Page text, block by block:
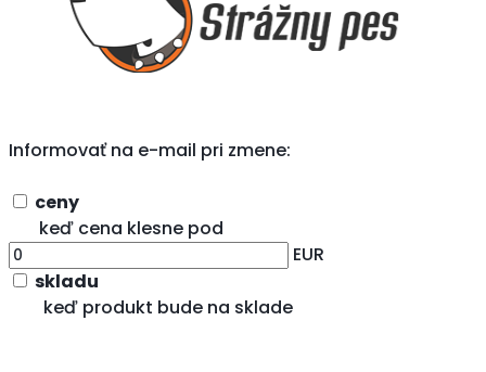
Informovať na e-mail pri zmene:
ceny
keď cena klesne pod
EUR
skladu
keď produkt bude na sklade